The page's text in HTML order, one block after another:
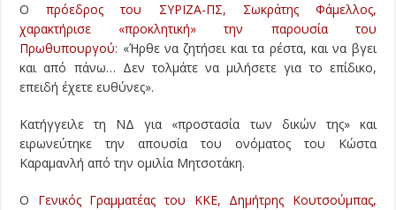
Οπρόεδρος του ΣΥΡΙΖΑ-ΠΣ, Σωκράτης Φάμελλος,
χαρακτήρισε «προκλητική» την παρουσία του
Πρωθυπουργού: «Ήρθε να ζητήσει και τα ρέστα, και να βγει
και από πάνω… Δεν τολμάτε να μιλήσετε για το επίδικο,
επειδή έχετε ευθύνες».
Κατήγγειλε τη ΝΔ για «προστασία των δικών της» και
ειρωνεύτηκε την απουσία του ονόματος του Κώστα
Καραμανλή από την ομιλία Μητσοτάκη.
Ο Γενικός Γραμματέας του ΚΚΕ, Δημήτρης Κουτσούμπας,